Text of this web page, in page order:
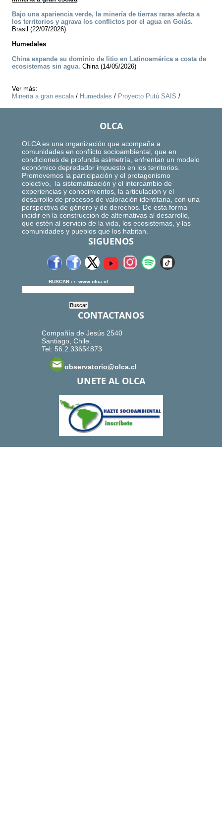
Bajo una apariencia verde, la minería de tierras raras afecta a
los territorios y agrava los conflictos por el agua en Goiás.
Brasil (22/07/2026)
Humedales
China expande su dominio de litio en Latinoamérica a costa de
ecosistemas sin agua. China (14/05/2026)
Ver más:
Minería a gran escala/ Humedales / Proyecto Putú SAIS /
OLCA
OLCA es una organización que acompaña a
comunidades en conflicto socioambiental, que en
condiciones de profunda asimetría, enfrentan un modelo
económico depredador impuesto en los territorios.
Promovemos la participación y el protagonismo
colectivo, la sistematización y el intercambio de
experiencias y conocimientos, la articulación y el
desarrollo de procesos de valoración identitaria, con una
perspectiva de género y de derechos. De esta forma
incidir en la construcción de alternativas al desarrollo,
que estén al servicio de la vida, los ecosistemas, y las
comunidades y pueblos que los habitan.
SIGUENOS
BUSCAR en www.olca.cl
CONTACTANOS
Compañía de Jesús 2540
Santiago, Chile.
Tel: 56.2.33654873
observatorio@olca.cl
UNETE AL OLCA